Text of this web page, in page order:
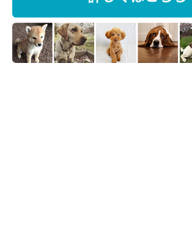
め、発情休止期の二か月間の間には、乳腺の
汁の分泌などの症状がみられる場合がありま
無発情期